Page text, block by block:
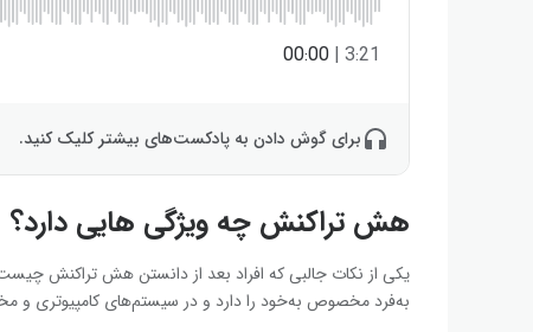
3:21
|
00:00
برای گوش دادن به پادکست‌های بیشتر کلیک کنید.
هش تراکنش چه ویژگی هایی دارد؟
یکی از نکات جالبی که افراد بعد از دانستن هش تراکنش
به‌فرد مخصوص به‌خود را دارد و در سیستم‌های کامپیوتری و